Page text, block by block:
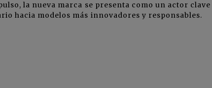
la nueva marca se presenta como un actor clave
hacia modelos más innovadores y responsables.